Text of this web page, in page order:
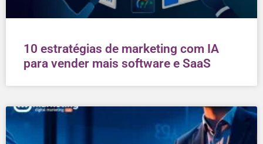
10 estratégias de marketing com IA
para vender mais software e SaaS